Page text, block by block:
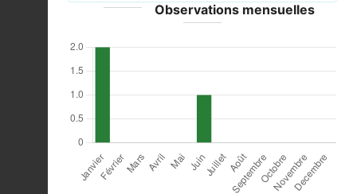
Observations mensuelles